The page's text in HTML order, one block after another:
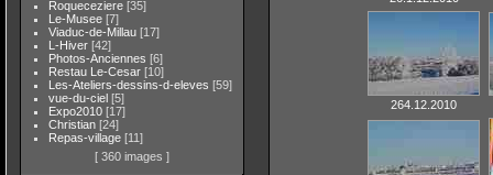
Roqueceziere [35]
Le-Musee [7]
Viaduc-de-Millau [17]
L-Hiver [42]
Photos-Anciennes [6]
Restau Le-Cesar [10]
Les-Ateliers-dessins-d-eleves [59]
vue-du-ciel [5]
Expo2010 [17]
Christian [24]
Repas-village [11]
[ 360 images ]
264.12.2010